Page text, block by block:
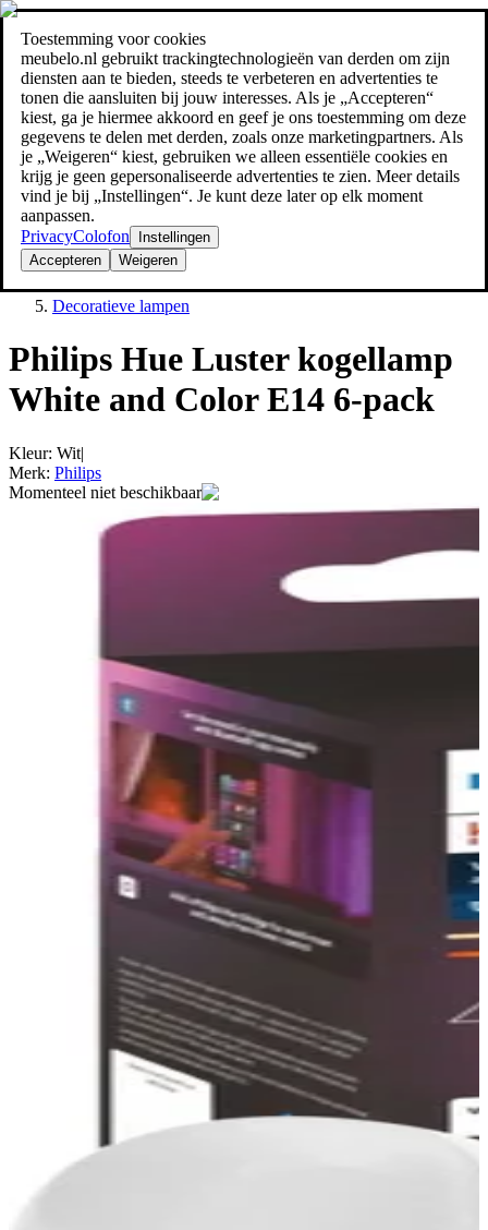
Toestemming voor cookies
meubelo.nl gebruikt trackingtechnologieën van derden om zijn
diensten aan te bieden, steeds te verbeteren en advertenties te
tonen die aansluiten bij jouw interesses. Als je „Accepteren“
kiest, ga je hiermee akkoord en geef je ons toestemming om deze
gegevens te delen met derden, zoals onze marketingpartners. Als
je „Weigeren“ kiest, gebruiken we alleen essentiële cookies en
krijg je geen gepersonaliseerde advertenties te zien. Meer details
vind je bij „Instellingen“. Je kunt deze later op elk moment
aanpassen.
PrivacyColofon
Instellingen
Accepteren
Weigeren
Zoeken
meubel jezelf de beste prijs!meubel jezelf de beste prijs!
Lampen
Decoratieve lampen
Philips Hue Luster kogellamp
White and Color E14 6-pack
Kleur: Wit|
Merk: Philips
Momenteel niet beschikbaar